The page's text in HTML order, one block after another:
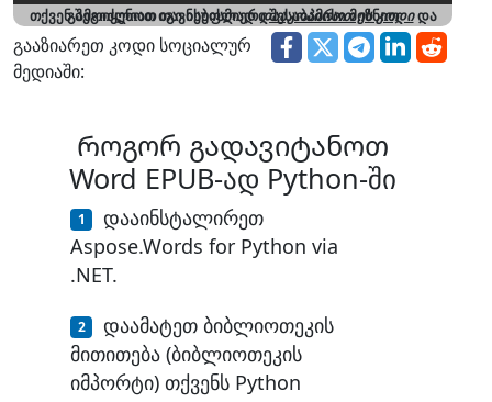
თქვენ შეგიძლიათ თავისუფლადდააკოპიროთ ეს კოდი
და გამოიყენოთ იგი ნებისმიერი შესაბამისი მიზნით
გააზიარეთ კოდი სოციალურ
მედიაში:
Როგორ გადავიტანოთ
Word EPUB-ად Python-ში
დააინსტალირეთ
Aspose.Words for Python via
.NET.
დაამატეთ ბიბლიოთეკის
მითითება (ბიბლიოთეკის
იმპორტი) თქვენს Python